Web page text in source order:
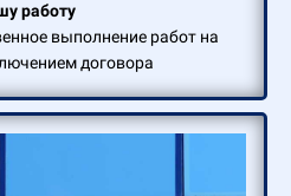
работу
выполнение работ на
договора